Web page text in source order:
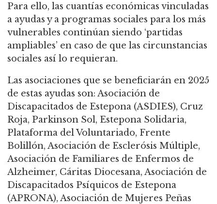
Para ello, las cuantías económicas vinculadas
a ayudas y a programas sociales para los más
vulnerables continúan siendo ‘partidas
ampliables’ en caso de que las circunstancias
sociales así lo requieran.
Las asociaciones que se beneficiarán en 2025
de estas ayudas son: Asociación de
Discapacitados de Estepona (ASDIES), Cruz
Roja, Parkinson Sol, Estepona Solidaria,
Plataforma del Voluntariado, Frente
Bolillón, Asociación de Esclerósis Múltiple,
Asociación de Familiares de Enfermos de
Alzheimer, Cáritas Diocesana, Asociación de
Discapacitados Psíquicos de Estepona
(APRONA), Asociación de Mujeres Peñas